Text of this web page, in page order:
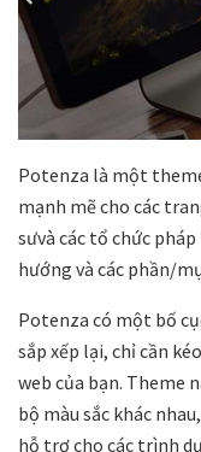
Potenza là một
mạnh mẽ cho các
sưvà các tổ chức
hướng và các phần/
Potenza có một bố
sắp xếp lại, chỉ cần
web của bạn. Theme
bộ màu sắc khác
hỗ trợ cho các trình